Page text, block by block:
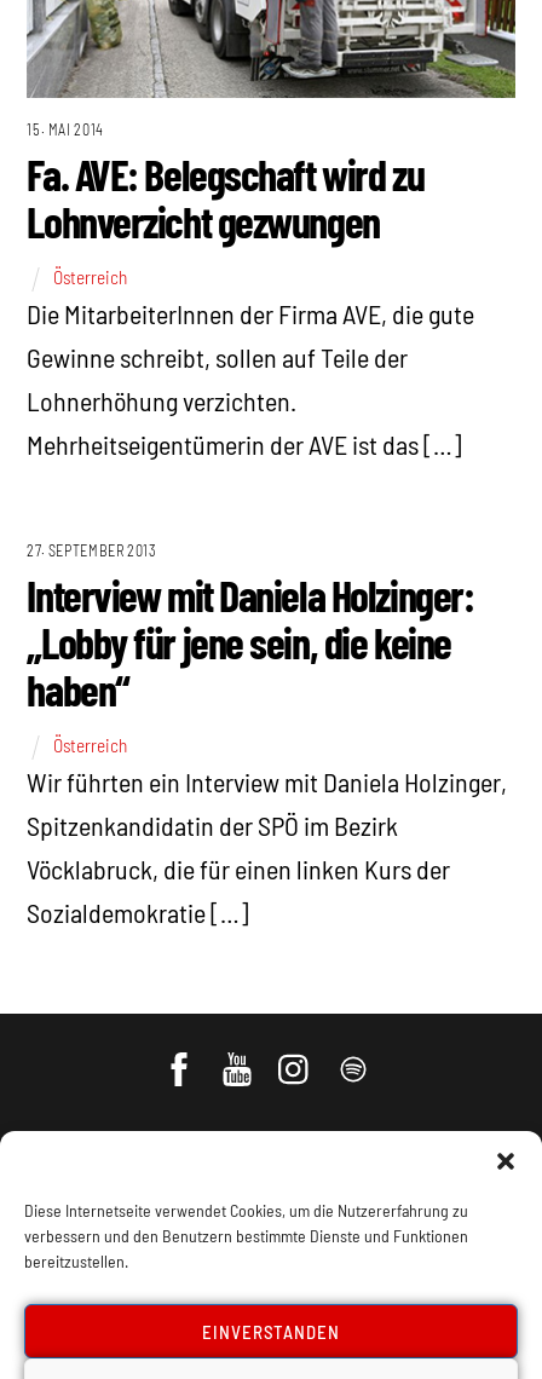
Diese Internetseite verwendet Cookies, um die Nutzererfahrung zu
verbessern und den Benutzern bestimmte Dienste und Funktionen
bereitzustellen.
EINVERSTANDEN
15. MAI 2014
Fa. AVE: Belegschaft wird zu
Lohnverzicht gezwungen
Österreich
Die MitarbeiterInnen der Firma AVE, die gute
Gewinne schreibt, sollen auf Teile der
Lohnerhöhung verzichten.
Mehrheitseigentümerin der AVE ist das […]
27. SEPTEMBER 2013
Interview mit Daniela Holzinger:
„Lobby für jene sein, die keine
haben“
Österreich
Wir führten ein Interview mit Daniela Holzinger,
Spitzenkandidatin der SPÖ im Bezirk
Vöcklabruck, die für einen linken Kurs der
Sozialdemokratie […]
Impressum, Offenlegung Cookie Policy